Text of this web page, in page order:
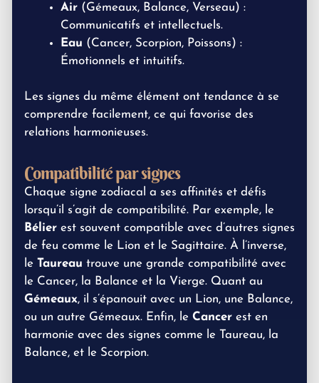
Air (Gémeaux, Balance, Verseau) :
Communicatifs et intellectuels.
Eau (Cancer, Scorpion, Poissons) :
Émotionnels et intuitifs.
Les signes du même élément ont tendance à se
comprendre facilement, ce qui favorise des
relations harmonieuses.
Compatibilité par signes
Chaque signe zodiacal a ses affinités et défis
lorsqu’il s’agit de compatibilité. Par exemple, le
Bélier est souvent compatible avec d’autres signes
de feu comme le Lion et le Sagittaire. À l’inverse,
le Taureau trouve une grande compatibilité avec
le Cancer, la Balance et la Vierge. Quant au
Gémeaux, il s’épanouit avec un Lion, une Balance,
ou un autre Gémeaux. Enfin, le Cancer est en
harmonie avec des signes comme le Taureau, la
Balance, et le Scorpion.